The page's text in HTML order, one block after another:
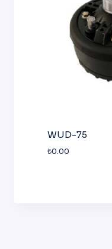
WUD-75
₺0.00